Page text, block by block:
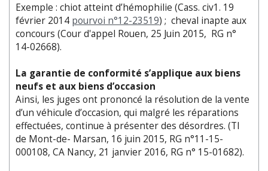
Exemple : chiot atteint d’hémophilie (Cass. civ1. 19
février 2014 pourvoi n°12-23519) ; cheval inapte aux
concours (Cour d'appel Rouen, 25 Juin 2015, RG n°
14-02668).
La garantie de conformité s’applique aux biens
neufs et aux biens d’occasion
Ainsi, les juges ont prononcé la résolution de la vente
d’un véhicule d’occasion, qui malgré les réparations
effectuées, continue à présenter des désordres. (TI
de Mont-de- Marsan, 16 juin 2015, RG n°11-15-
000108, CA Nancy, 21 janvier 2016, RG n° 15-01682).